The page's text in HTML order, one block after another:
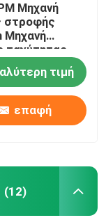
Μηχανή
στροφής
Μηχανή
ταχύτητας
τιμή
επαφή
(12)